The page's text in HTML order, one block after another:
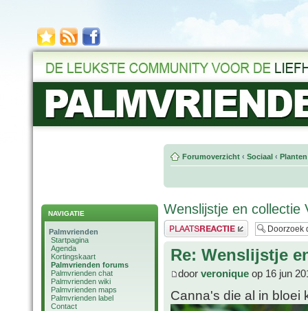
NAVIGATIE
Palmvrienden
Startpagina
Agenda
Kortingskaart
Palmvrienden forums
Palmvrienden chat
Palmvrienden wiki
Palmvrienden maps
Palmvrienden label
Contact
Forumoverzicht ‹ Sociaal ‹
Wenslijstje en collectie
Plaats een reactie
Re: Wenslijstje
door veronique op 16 jun
Canna's die al in bloei